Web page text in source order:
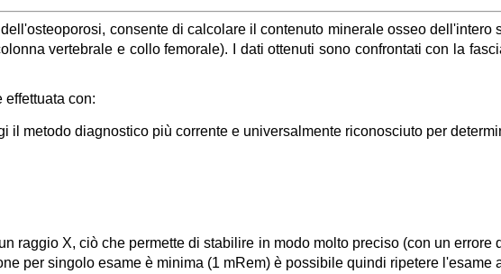
consente di calcolare il contenuto minerale osseo dell'intero
vertebrale e collo femorale). I dati ottenuti sono confrontati con la
con:
il metodo diagnostico più corrente e universalmente riconosciuto per
raggio X, ciò che permette di stabilire in modo molto preciso (con un
per singolo esame è minima (1 mRem) è possibile quindi ripetere l'esame